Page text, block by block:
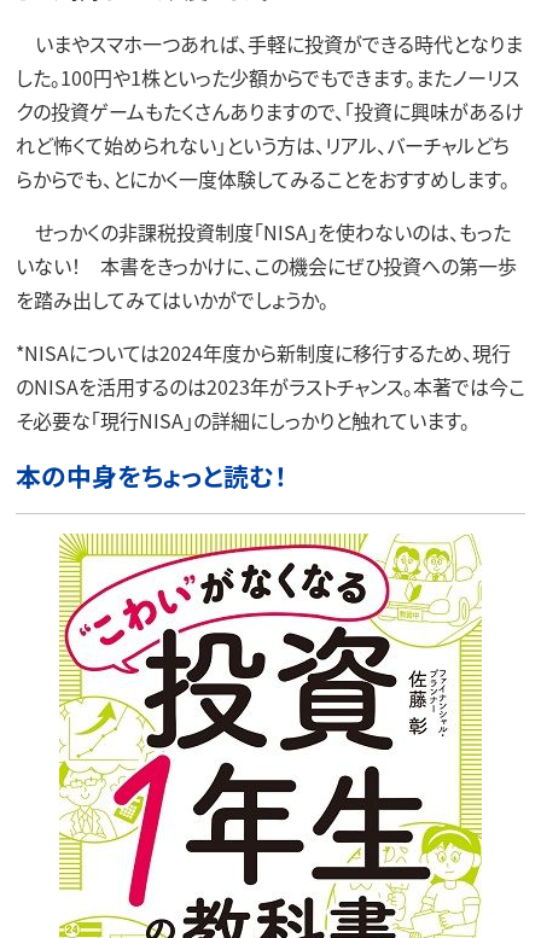
いまやスマホ一つあれば、手軽に投資ができる時代となりま
した。100円や1株といった少額からでもできます。またノーリス
クの投資ゲームもたくさんありますので、「投資に興味があるけ
れど怖くて始められない」という方は、リアル、バーチャルどち
らからでも、とにかく一度体験してみることをおすすめします。
せっかくの非課税投資制度「NISA」を使わないのは、もった
いない！ 本書をきっかけに、この機会にぜひ投資への第一歩
を踏み出してみてはいかがでしょうか。
*NISAについては2024年度から新制度に移行するため、現行
のNISAを活用するのは2023年がラストチャンス。本著では今こ
そ必要な「現行NISA」の詳細にしっかりと触れています。
本の中身をちょっと読む！